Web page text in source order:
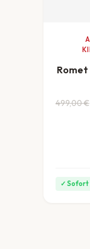
499,00€
✓ Sofort